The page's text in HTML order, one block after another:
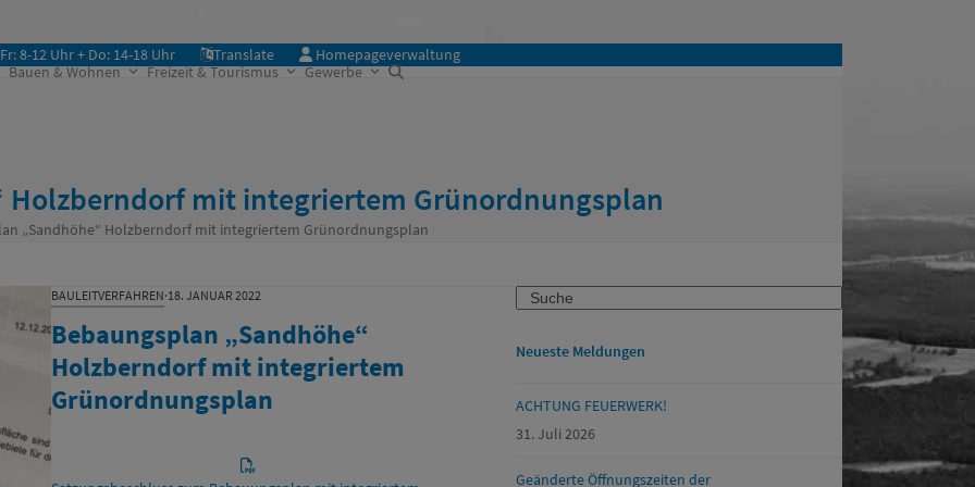
8-12 Uhr + Do: 14-18 Uhr Translate
Homepageverwaltung
Bauen & Wohnen Freizeit & Tourismus Gewerbe
Holzberndorf mit integriertem Grünordnungsplan
„Sandhöhe“ Holzberndorf mit integriertem Grünordnungsplan
BAULEITVERFAHREN·18. JANUAR 2022
Bebaungsplan „Sandhöhe“
Holzberndorf mit integriertem
Grünordnungsplan
Search
Neueste Meldungen
ACHTUNG FEUERWERK!
31. Juli 2026
Geänderte Öffnungszeiten der